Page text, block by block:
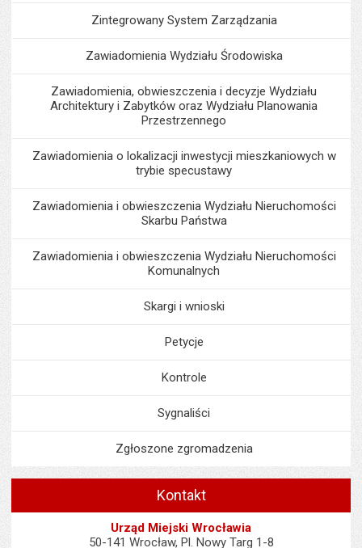
Zintegrowany System Zarządzania
Zawiadomienia Wydziału Środowiska
Zawiadomienia, obwieszczenia i decyzje Wydziału
Architektury i Zabytków oraz Wydziału Planowania
Przestrzennego
Zawiadomienia o lokalizacji inwestycji mieszkaniowych w
trybie specustawy
Zawiadomienia i obwieszczenia Wydziału Nieruchomości
Skarbu Państwa
Zawiadomienia i obwieszczenia Wydziału Nieruchomości
Komunalnych
Skargi i wnioski
Petycje
Kontrole
Sygnaliści
Zgłoszone zgromadzenia
Kontakt
Urząd Miejski Wrocławia
50-141 Wrocław, Pl. Nowy Targ 1-8